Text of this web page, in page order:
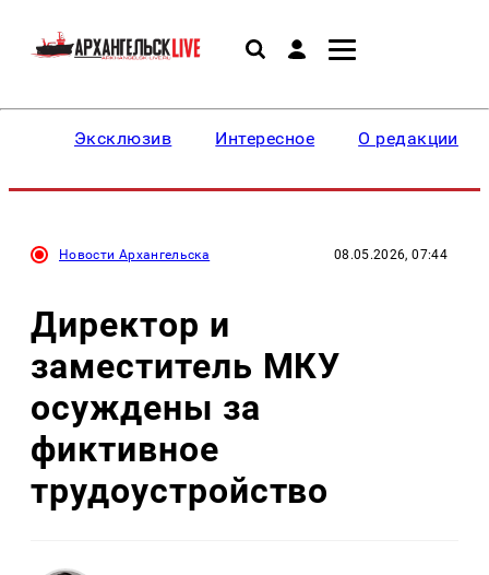
Эксклюзив Интересное О редакции
Новости Архангельска 08.05.2026, 07:44
Директор и
заместитель МКУ
осуждены за
фиктивное
трудоустройство